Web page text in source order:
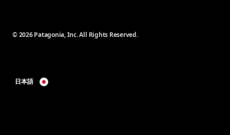
© 2026 Patagonia, Inc. All Rights Reserved.
日本語